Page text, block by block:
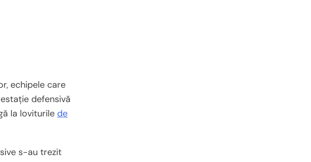
echipele care
defensivă
la loviturile de
s-au trezit